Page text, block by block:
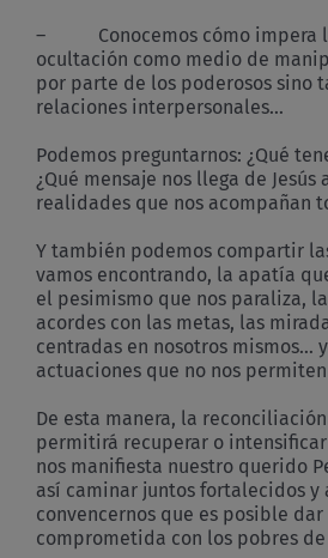
– Conocemos cómo impera
ocultación como medio de
por parte de los poderosos sino
relaciones interpersonales…
Podemos preguntarnos: ¿Qué
¿Qué mensaje nos llega de
realidades que nos acompañan
Y también podemos compartir
vamos encontrando, la apatía
el pesimismo que nos paraliza,
acordes con las metas, las
centradas en nosotros mismos…
actuaciones que no nos permiten
De esta manera, la
permitirá recuperar o
nos manifiesta nuestro querido
así caminar juntos fortalecidos y
convencernos que es posible
comprometida con los pobres